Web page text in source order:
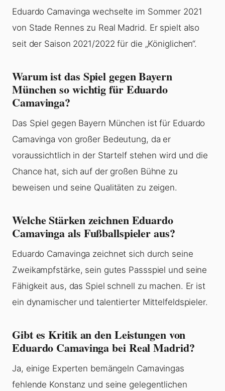
Eduardo Camavinga wechselte im Sommer 2021
von Stade Rennes zu Real Madrid. Er spielt also
seit der Saison 2021/2022 für die „Königlichen“.
Warum ist das Spiel gegen Bayern
München so wichtig für Eduardo
Camavinga?
Das Spiel gegen Bayern München ist für Eduardo
Camavinga von großer Bedeutung, da er
voraussichtlich in der Startelf stehen wird und die
Chance hat, sich auf der großen Bühne zu
beweisen und seine Qualitäten zu zeigen.
Welche Stärken zeichnen Eduardo
Camavinga als Fußballspieler aus?
Eduardo Camavinga zeichnet sich durch seine
Zweikampfstärke, sein gutes Passspiel und seine
Fähigkeit aus, das Spiel schnell zu machen. Er ist
ein dynamischer und talentierter Mittelfeldspieler.
Gibt es Kritik an den Leistungen von
Eduardo Camavinga bei Real Madrid?
Ja, einige Experten bemängeln Camavingas
fehlende Konstanz und seine gelegentlichen